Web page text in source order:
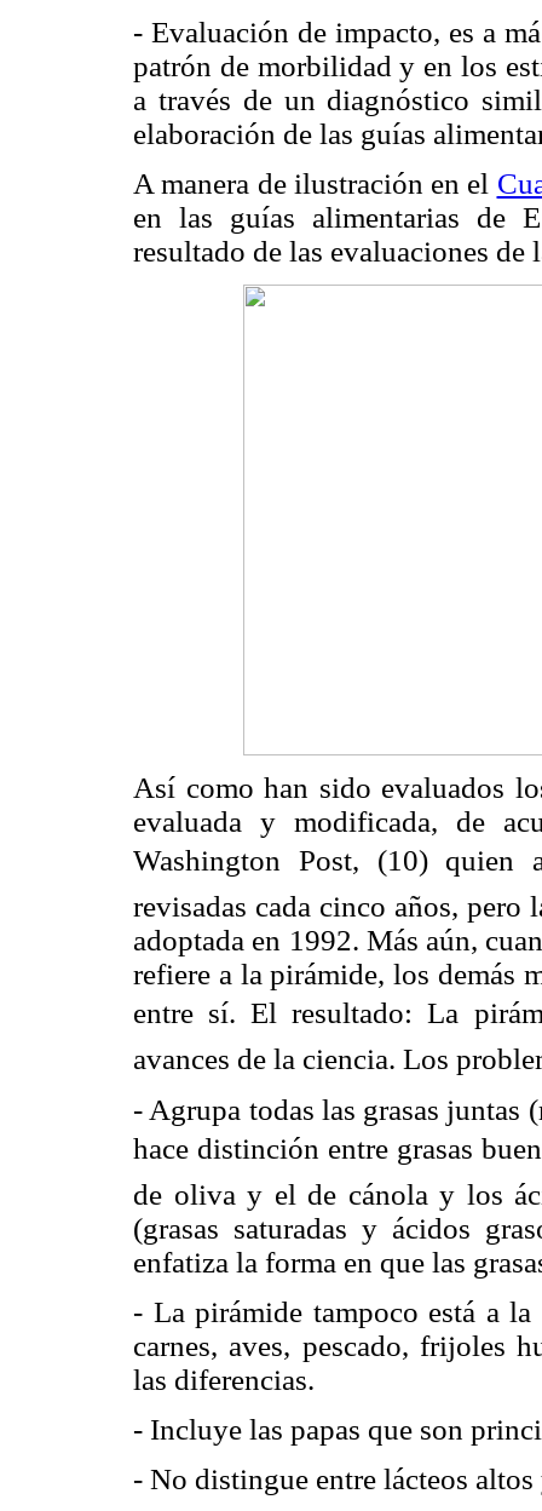
- Evaluación de impacto, es a
patrón de morbilidad y en los
a través de un diagnóstico
elaboración de las guías
A manera de ilustración en el
en las guías alimentarias de
resultado de las evaluaciones de
Así como han sido evaluados
evaluada y modificada, de
Washington Post, (10) quien
revisadas cada cinco años, pero
adoptada en 1992. Más aún,
refiere a la pirámide, los demás
entre sí. El resultado: La
avances de la ciencia. Los
- Agrupa todas las grasas juntas
hace distinción entre grasas
de oliva y el de cánola y los
(grasas saturadas y ácidos
enfatiza la forma en que las
- La pirámide tampoco está a
carnes, aves, pescado, frijoles
las diferencias.
- Incluye las papas que son
- No distingue entre lácteos altos